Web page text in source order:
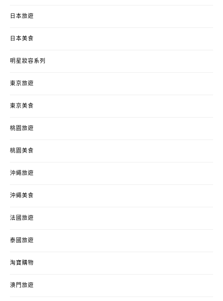
日本旅遊
日本美食
明星妝容系列
東京旅遊
東京美食
桃園旅遊
桃園美食
沖繩旅遊
沖繩美食
法國旅遊
泰國旅遊
淘寶購物
澳門旅遊